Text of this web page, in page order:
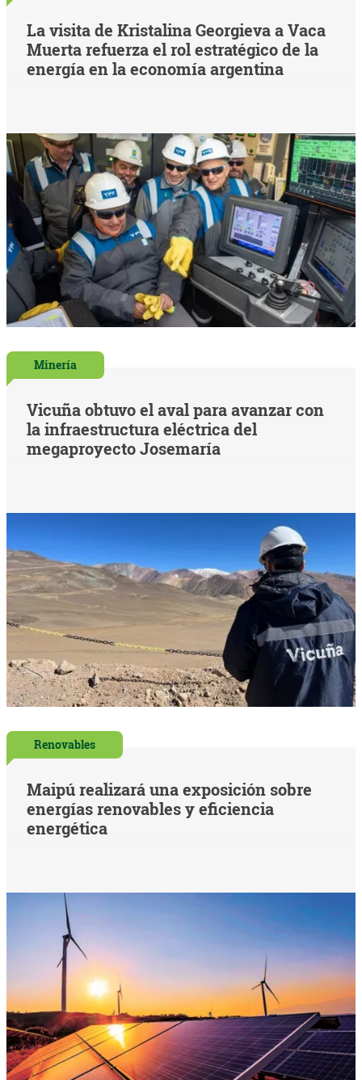
La visita de Kristalina Georgieva a Vaca
Muerta refuerza el rol estratégico de la
energía en la economía argentina
Minería
Vicuña obtuvo el aval para avanzar con
la infraestructura eléctrica del
megaproyecto Josemaría
Renovables
Maipú realizará una exposición sobre
energías renovables y eficiencia
energética